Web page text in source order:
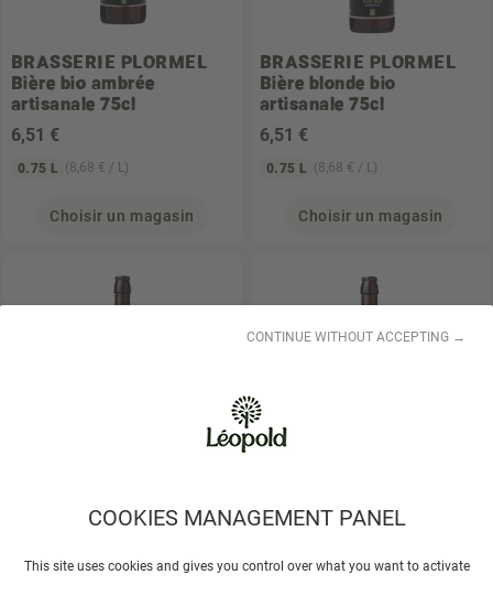
COOKIES MANAGEMENT PANEL
This site uses cookies and gives you control over what you want to activate
CONTINUE WITHOUT ACCEPTING →
BRASSERIE PLORMEL
Bière bio ambrée
artisanale 75cl
6,51 €
0.75 L (8,68 € / L)
Choisir un magasin
BRASSERIE PLORMEL
Bière blonde bio
artisanale 75cl
6,51 €
0.75 L (8,68 € / L)
Choisir un magasin
artisanale 75cl